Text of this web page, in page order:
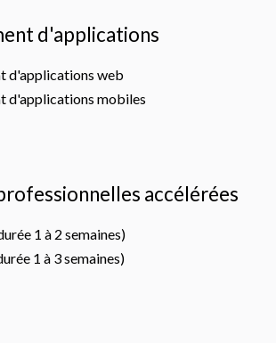
d'applications
d'applications web
d'applications mobiles
accélérées
1 à 2 semaines)
1 à 3 semaines)